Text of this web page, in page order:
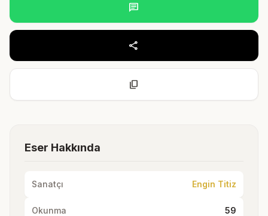
chat
share
content_copy
Eser Hakkında
Sanatçı Engin Titiz
Okunma 59